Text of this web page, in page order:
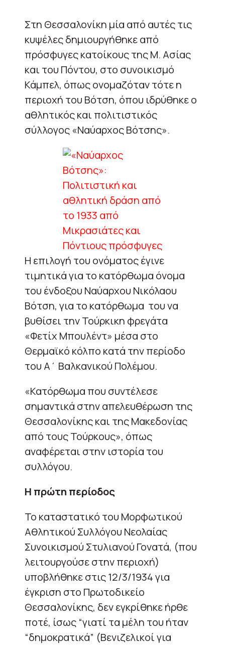
Στη Θεσσαλονίκη μία από αυτές τις
κυψέλες δημιουργήθηκε από
πρόσφυγες κατοίκους της Μ. Ασίας
και του Πόντου, στο συνοικισμό
Κάμπελ, όπως ονομαζόταν τότε η
περιοχή του Βότση, όπου ιδρύθηκε ο
αθλητικός και πολιτιστικός
σύλλογος «Ναύαρχος Βότσης».
Η επιλογή του ονόματος έγινε
τιμητικά για το κατόρθωμα όνομα
του ένδοξου Ναύαρχου Νικόλαου
Βότση, για το κατόρθωμα του να
βυθίσει την Τούρκικη φρεγάτα
«Φετίχ Μπουλέντ» μέσα στο
Θερμαϊκό κόλπο κατά την περίοδο
του Α΄ Βαλκανικού Πολέμου.
«Κατόρθωμα που συντέλεσε
σημαντικά στην απελευθέρωση της
Θεσσαλονίκης και της Μακεδονίας
από τους Τούρκους», όπως
αναφέρεται στην ιστορία του
συλλόγου.
Η πρώτη περίοδος
Το καταστατικό του Μορφωτικού
Αθλητικού Συλλόγου Νεολαίας
Συνοικισμού Στυλιανού Γονατά, (που
λειτουργούσε στην περιοχή)
υποβλήθηκε στις 12/3/1934 για
έγκριση στο Πρωτοδικείο
Θεσσαλονίκης, δεν εγκρίθηκε ήρθε
ποτέ, ίσως “γιατί τα μέλη του ήταν
“δημοκρατικά” (Βενιζελικοί για